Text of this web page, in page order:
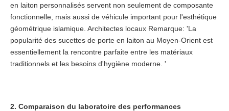
en laiton personnalisés servent non seulement de composante
fonctionnelle, mais aussi de véhicule important pour l'esthétique
géométrique islamique. Architectes locaux Remarque: 'La
popularité des sucettes de porte en laiton au Moyen-Orient est
essentiellement la rencontre parfaite entre les matériaux
traditionnels et les besoins d'hygiène moderne. '
2. Comparaison du laboratoire des performances